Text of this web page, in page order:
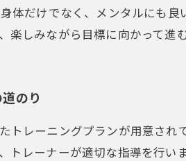
体だけでなく、メンタルにも
しみながら目標に向かって進
のり
トレーニングプランが用意さ
トレーナーが適切な指導を行